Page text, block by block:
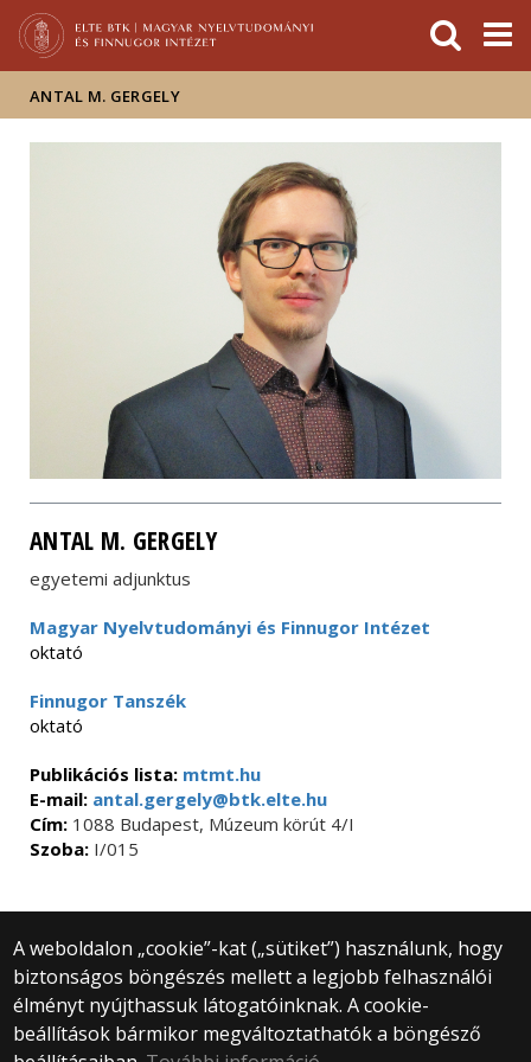
Hírek
Események
ELTE a
sajtóban
ANTAL M. GERGELY
ANTAL M. GERGELY
egyetemi adjunktus
Magyar Nyelvtudományi és Finnugor Intézet
oktató
Finnugor Tanszék
oktató
Publikációs lista: mtmt.hu
E-mail: antal.gergely@btk.elte.hu
Cím: 1088 Budapest, Múzeum körút 4/I
Szoba: I/015
A weboldalon „cookie”-kat („sütiket”) használunk, hogy
biztonságos böngészés mellett a legjobb felhasználói
élményt nyújthassuk látogatóinknak. A cookie-
beállítások bármikor megváltoztathatók a böngésző
© 2025 Eötvös Loránd Tudományegyetem
Minden jog fenntartva.
1053 Budapest, Egyetem tér 1–3.